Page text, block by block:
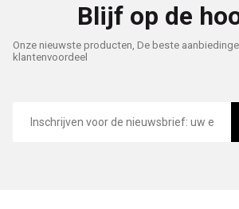
Blijf op de
Onze nieuwste producten, De beste
klantenvoordeel
mailadres